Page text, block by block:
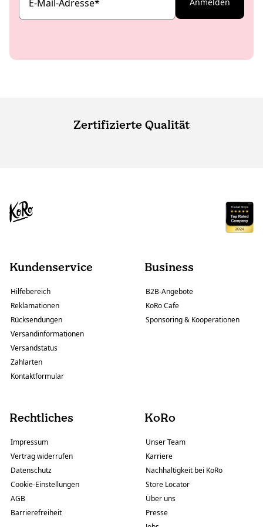
E-Mail-Adresse*
Zertifizierte Qualität
Kundenservice
Hilfebereich
Reklamationen
Rücksendungen
Versandinformationen
Versandstatus
Zahlarten
Kontaktformular
Business
B2B-Angebote
KoRo Cafe
Sponsoring & Kooperationen
Rechtliches
Impressum
Vertrag widerrufen
Datenschutz
Cookie-Einstellungen
AGB
Barrierefreiheit
KoRo
Unser Team
Karriere
Nachhaltigkeit bei KoRo
Store Locator
Über uns
Presse